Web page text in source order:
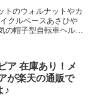
トのウォルナットやカ
クルベースあさひや
帽子型自転車ヘルメ
ア 在庫あり！メ
が楽天の通販で
♪